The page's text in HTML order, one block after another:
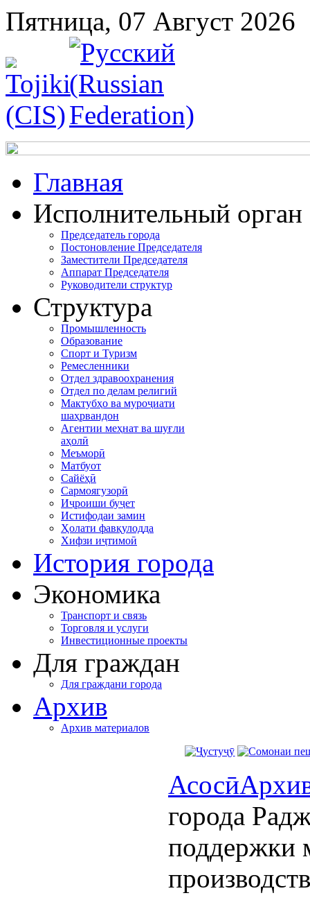
Пятница, 07 Август 2026
Главная
Исполнительный орган
Председатель города
Постоновление Председателя
Заместители Председателя
Аппарат Председателя
Руководители структур
Структура
Промышленность
Образование
Спорт и Туризм
Ремесленники
Отдел здравоохранения
Отдел по делам религий
Мактубҳо ва муроҷиати
шаҳрвандон
Агентии меҳнат ва шуғли
аҳолӣ
Меъморӣ
Матбуот
Сайёҳӣ
Сармоягузорӣ
Иҷроиши буҷет
Истифодаи замин
Ҳолати фавқулодда
Хифзи иҷтимоӣ
История города
Экономика
Транспорт и связь
Торговля и услуги
Инвестиционные проекты
Для граждан
Для граждани города
Архив
Архив материалов
Асосӣ
города
поддержки